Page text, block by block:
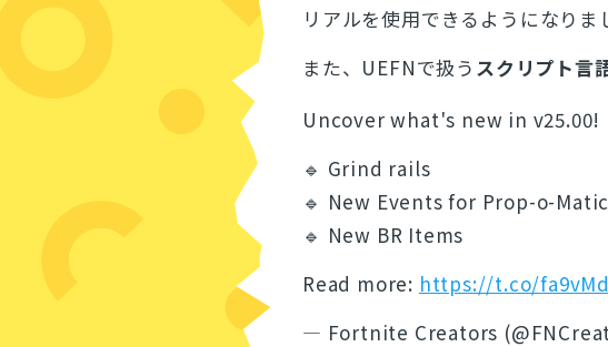
リアルを使用できるようになりま
また、UEFNで扱う スクリプト言
Uncover what's new in v25.00!
🔹 Grind rails
🔹 New Events for Prop-o-
🔹 New BR Items
Read more: https://t.co/
— Fortnite Creators